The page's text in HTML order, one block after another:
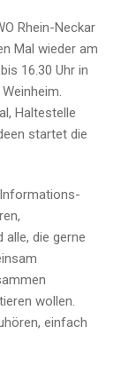
Rhein-Neckar
Mal wieder am
16.30 Uhr in
Haltestelle
startet die
alle, die gerne
wollen.
einfach